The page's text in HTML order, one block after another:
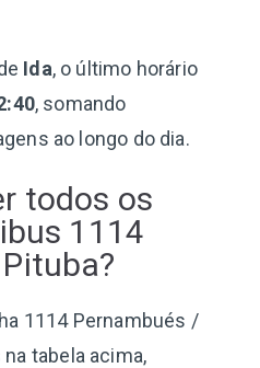
Ida, o último horário
, somando
ao longo do dia.
todos os
1114
1114 Pernambués /
tabela acima,